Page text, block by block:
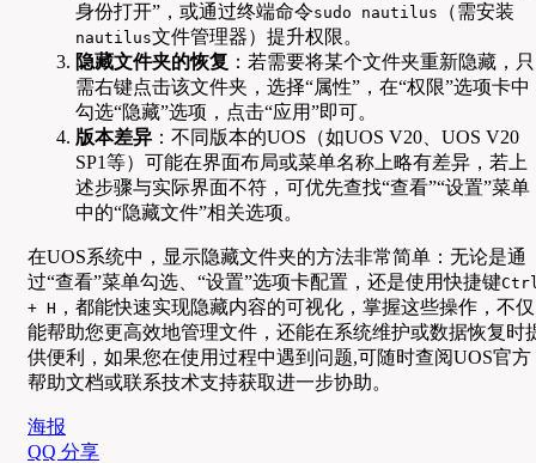
身份打开”，或通过终端命令sudo nautilus （需安装
nautilus文件管理器）提升权限。
隐藏文件夹的恢复 ：若需要将某个文件夹重新隐藏，只
需右键点击该文件夹，选择“属性”，在“权限”选项卡中
勾选“隐藏”选项，点击“应用”即可。
版本差异 ：不同版本的UOS（如UOS V20、UOS V20
SP1等）可能在界面布局或菜单名称上略有差异，若上
述步骤与实际界面不符，可优先查找“查看”“设置”菜单
中的“隐藏文件”相关选项。
在UOS系统中，显示隐藏文件夹的方法非常简单：无论是通
过“查看”菜单勾选、“设置”选项卡配置，还是使用快捷键
+ H ，都能快速实现隐藏内容的可视化，掌握这些操作，不仅
能帮助您更高效地管理文件，还能在系统维护或数据恢复时
供便利，如果您在使用过程中遇到问题,可随时查阅UOS官方
帮助文档或联系技术支持获取进一步协助。
海报
QQ 分享